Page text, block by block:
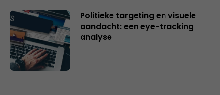
Politieke targeting en visuele
aandacht: een eye-tracking
analyse